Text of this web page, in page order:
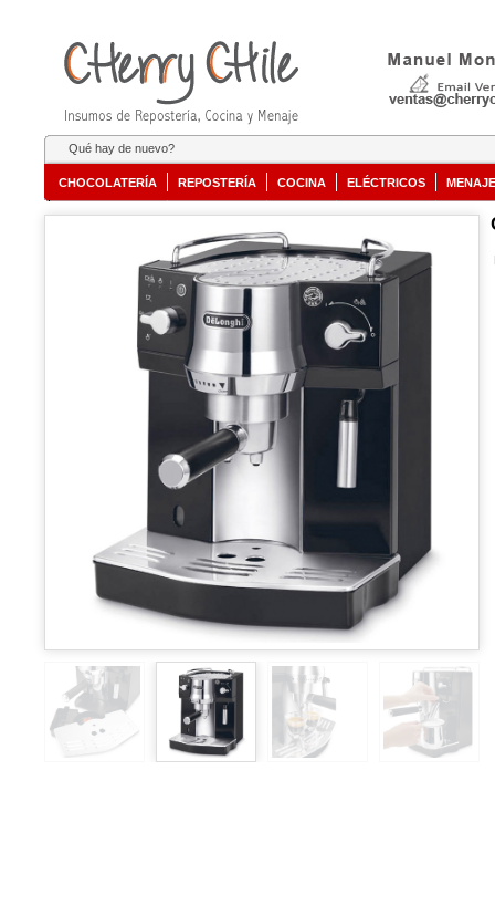
Qué hay de nuevo?
CHOCOLATERÍA REPOSTERÍA COCINA ELÉCTRICOS MENAJE